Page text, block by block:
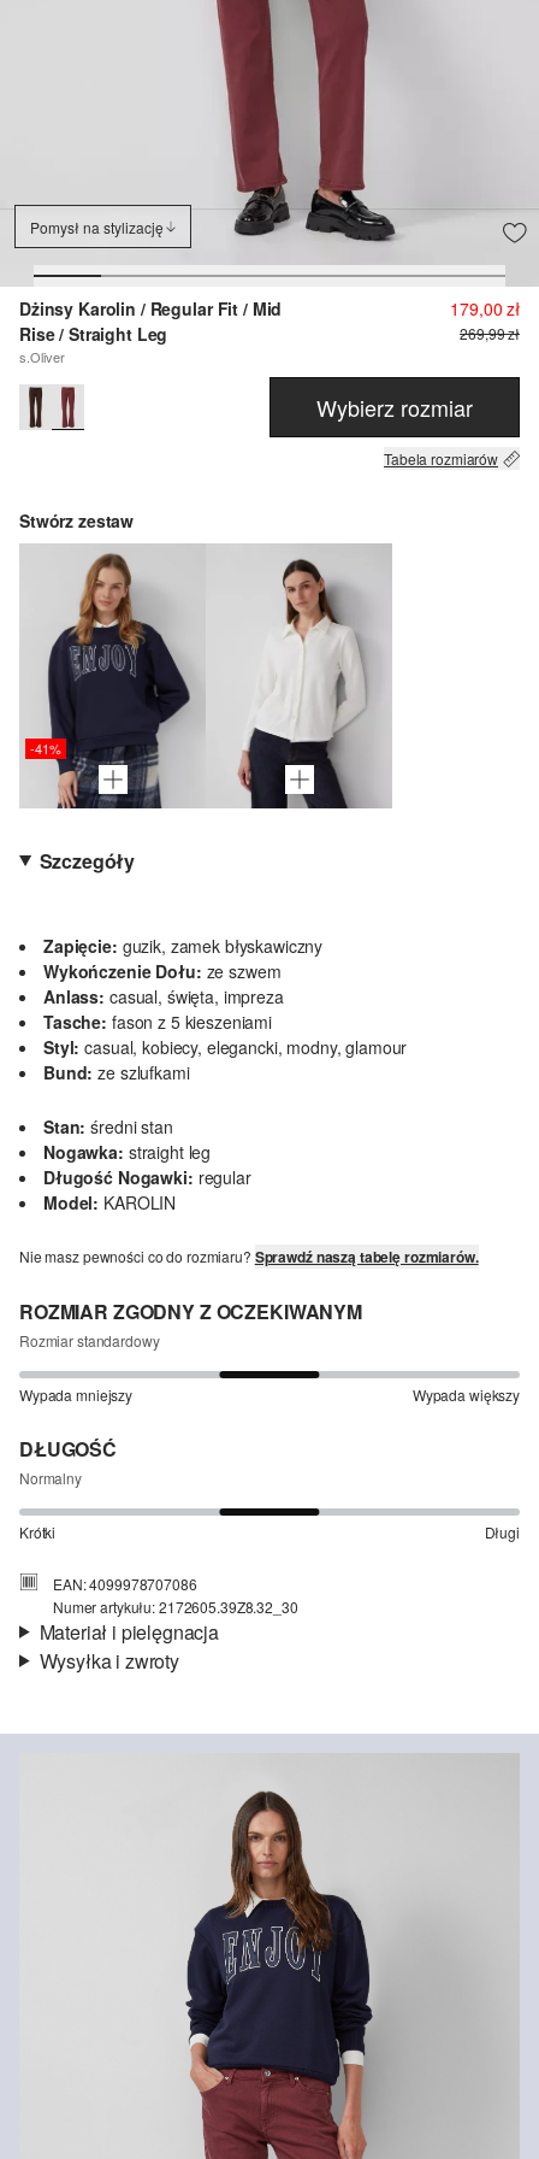
Pomysł na stylizację
Dżinsy Karolin / Regular Fit / Mid
Rise / Straight Leg
s.Oliver
179,00 zł
269,99 zł
Wybierz rozmiar
Tabela rozmiarów
Stwórz zestaw
-41%
Szczegóły
Zapięcie: guzik, zamek błyskawiczny
Wykończenie Dołu: ze szwem
Anlass: casual, święta, impreza
Tasche: fason z 5 kieszeniami
Styl: casual, kobiecy, elegancki, modny, glamour
Bund: ze szlufkami
Stan: średni stan
Nogawka: straight leg
Długość Nogawki: regular
Model: KAROLIN
Nie masz pewności co do rozmiaru? Sprawdź naszą tabelę rozmiarów.
ROZMIAR ZGODNY Z OCZEKIWANYM
Rozmiar standardowy
Wypada mniejszy Wypada większy
DŁUGOŚĆ
Normalny
Krótki Długi
EAN: 4099978707086
Numer artykułu: 2172605.39Z8.32_30
Materiał i pielęgnacja
Material: mieszanka bawełniana
Nie wybielać/nie chlorować
Nie suszyć w suszarce bębnowej
Prasować w niskiej temperaturze
Nie czyścić chemicznie
Pranie standardowe 30°C
Wysyłka i zwroty
Czas dostawy jest wyświetlany podczas procesu zamówienia (kroki
Koszt wysyłki wynosi 15 zł (opłata ryczałtowa).
Zwrot produktów możliwy jest w ciągu 14 dni.